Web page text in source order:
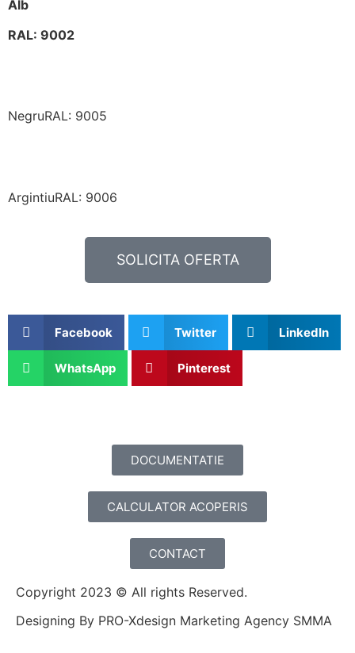
Alb
RAL: 9002
NegruRAL: 9005
ArgintiuRAL: 9006
SOLICITA OFERTA
Facebook Twitter LinkedIn
WhatsApp Pinterest
DOCUMENTATIE
CALCULATOR ACOPERIS
CONTACT
Copyright 2023 © All rights Reserved.
Designing By PRO-Xdesign Marketing Agency SMMA